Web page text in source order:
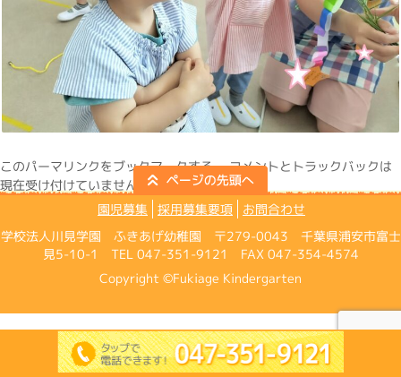
このパーマリンクをブックマークする。 コメントとトラックバックは
現在受け付けていません。
園児募集
採用募集要項
お問合わせ
学校法人川見学園 ふきあげ幼稚園 〒279-0043 千葉県浦安市富士
見5-10-1 TEL 047-351-9121 FAX 047-354-4574
Copyright ©Fukiage Kindergarten